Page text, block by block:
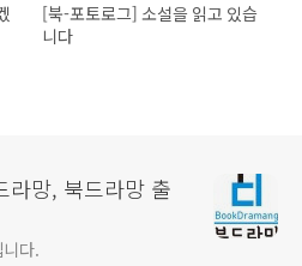
[북-포토로그] 소설을 읽고 있습
니다
라망, 북드라망 출
다.